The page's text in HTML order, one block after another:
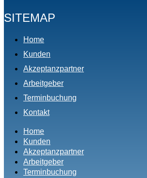
SITEMAP
Home
Kunden
Akzeptanzpartner
Arbeitgeber
Terminbuchung
Kontakt
Home
Kunden
Akzeptanzpartner
Arbeitgeber
Terminbuchung